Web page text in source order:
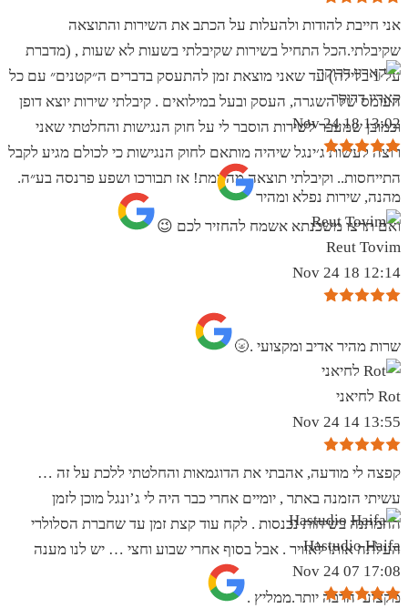
אני חייבת להודות ולהעלות על הכתב את השירות והתוצאה
שקיבלתי.הכל התחיל בשירות שקיבלתי בשעות לא שעות , (מדברת
על 1 בלילה) עד שאני מוצאת זמן להתעסק בדברים ה״קטנים״ עם כל
העומס של השגרה, העסק ובעל במילואים . קיבלתי שירות יוצא דופן
וכמובן שמעבר לשירות הוסבר לי על חוק הנגישות והחלטתי שאני
רוצה לעשות ג׳ינגל שיהיה מותאם לחוק הנגישות כי לכולם מגיע לקבל
התייחסות.. וקיבלתי תוצאה מהממת! אז תבורכו ושפע פרנסה בע״ה.
ואם תרצו משכנתא אשמח להחזיר לכם 😉
קארין דרוקר
13:02 18 Nov 24
מהנה, שירות נפלא ומהיר
Reut Tovim
12:14 18 Nov 24
שרות מהיר אדיב ומקצועי .🌝
Rot לחיאני
13:55 14 Nov 24
קפצה לי מודעה, אהבתי את הדוגמאות והחלטתי ללכת על זה …
עשיתי הזמנה באתר , יומיים אחרי כבר היה לי ג’ונגל מוכן לזמן
ההמתנה בשיחות נכנסות . לקח עוד קצת זמן עד שחברת הסלולרי
העלתה אותו לאוויר . אבל בסוף אחרי שבוע וחצי … יש לנו מענה
מקצועי הרבה יותר.ממליץ .
Hastudio Haifa
17:08 07 Nov 24